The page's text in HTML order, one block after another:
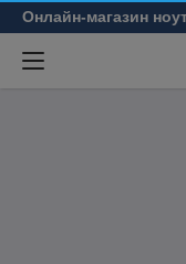
Онлайн-магазин